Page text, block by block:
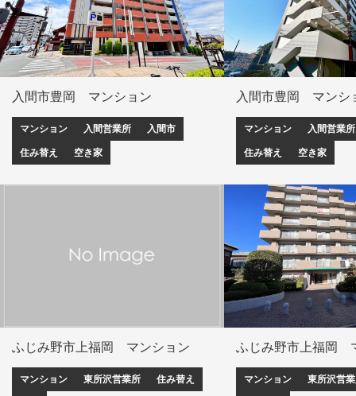
入間市豊岡 マンション
マンション 入間営業所 入間市
住み替え 空き家
入間市豊岡 マンシ
マンション 入間営業所
住み替え 空き家
ふじみ野市上福岡 マンション
マンション 東所沢営業所 住み替え
ふじみ野市上福岡
マンション 東所沢営